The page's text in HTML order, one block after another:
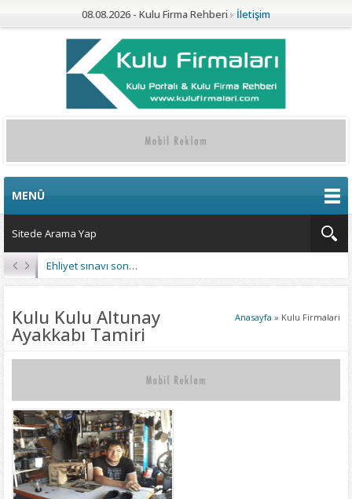
08.08.2026 - Kulu Firma Rehberi İletişim
MENÜ
Ehliyet sınavı sonuçları açıklandı
Anasayfa » Kulu Firmalari
Kulu Kulu Altunay
Ayakkabı Tamiri